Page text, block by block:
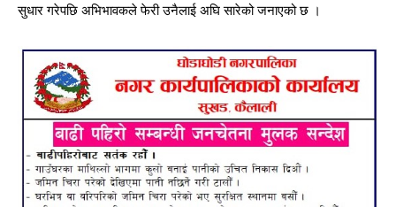
सुधार गरेपछि अभिभावकले फेरी उनैलाई अघि सारेको जनाएको छ ।